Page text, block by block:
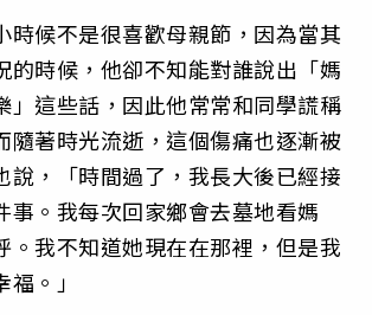
時候不是很喜歡母親節，因為當其
的時候，他卻不知能對誰說出「媽
」這些話，因此他常常和同學謊稱
隨著時光流逝，這個傷痛也逐漸被
說，「時間過了，我長大後已經接
事。我每次回家鄉會去墓地看媽
。我不知道她現在在那裡，但是我
。」